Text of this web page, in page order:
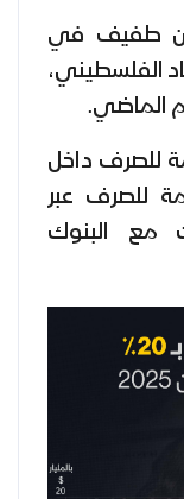
طفيف في
الفلسطيني،
الماضي.
للصرف داخل
للصرف عبر
مع البنوك